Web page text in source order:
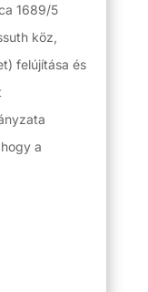
1689/5
köz,
felújítása és
a